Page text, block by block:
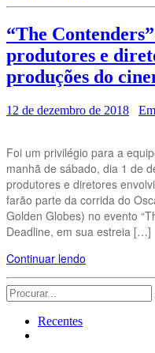
“The
produtores e
produções do
12 de dezembro de 2018
Foi um privilégio para a
manhã de sábado, dia 1 de
produtores e diretores
farão parte da corrida do
Golden Globes) no evento
Deadline, em sua estreia […]
Continuar lendo
Search
for:
Recentes